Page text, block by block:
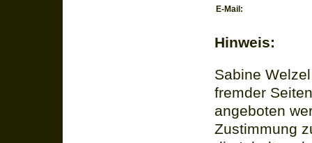
E-Mail:
Hinweis:
Sabine
fremder
angeboten
Zustimmung